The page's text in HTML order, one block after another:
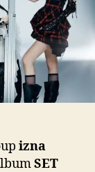
izna
SET